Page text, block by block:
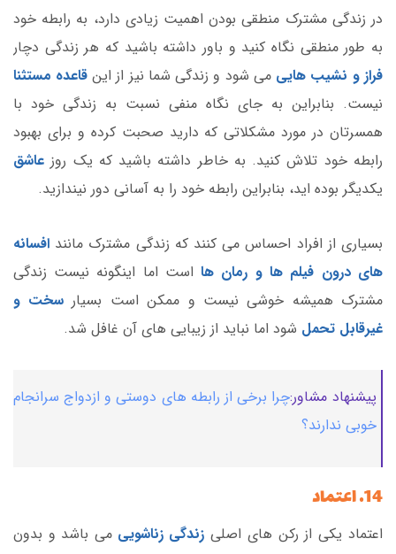
در زندگی مشترک منطقی بودن اهمیت زیادی دارد، به رابطه خود
به طور منطقی نگاه کنید و باور داشته باشید که هر زندگی دچار
فراز و نشیب هایی می شود و زندگی شما نیز از این قاعده مستثنا
نیست. بنابراین به جای نگاه منفی نسبت به زندگی خود با
همسرتان در مورد مشکلاتی که دارید صحبت کرده و برای بهبود
رابطه خود تلاش کنید. به خاطر داشته باشید که یک روز عاشق
یکدیگر بوده اید، بنابراین رابطه خود را به آسانی دور نیندازید.
بسیاری از افراد احساس می کنند که زندگی مشترک مانند افسانه
های درون فیلم ها و رمان ها است اما اینگونه نیست زندگی
مشترک همیشه خوشی نیست و ممکن است بسیار سخت و
غیرقابل تحمل شود اما نباید از زیبایی های آن غافل شد.
پیشنهاد مشاور:چرا برخی از رابطه های دوستی و ازدواج سرانجام
خوبی ندارند؟
14. اعتماد
اعتماد یکی از رکن های اصلی زندگی زناشویی می باشد و بدون